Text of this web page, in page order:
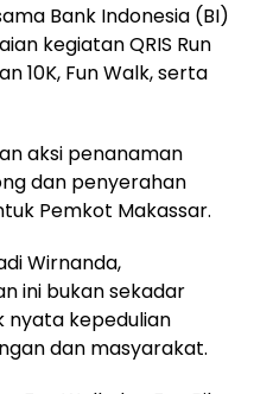
Bank Indonesia (BI)
kegiatan QRIS Run
10K, Fun Walk, serta
aksi penanaman
dan penyerahan
Pemkot Makassar.
Wirnanda,
ini bukan sekadar
nyata kepedulian
dan masyarakat.